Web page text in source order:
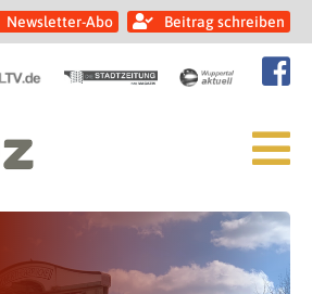
Newsletter-Abo Beitrag schreiben